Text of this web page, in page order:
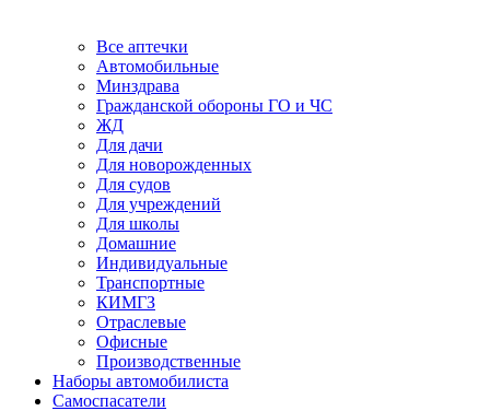
Все аптечки
Автомобильные
Минздрава
Гражданской обороны ГО и ЧС
ЖД
Для дачи
Для новорожденных
Для судов
Для учреждений
Для школы
Домашние
Индивидуальные
Транспортные
КИМГЗ
Отраслевые
Офисные
Производственные
Наборы автомобилиста
Самоспасатели